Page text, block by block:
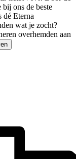
ons de beste
dé Eterna
wat je zocht?
overhemden aan